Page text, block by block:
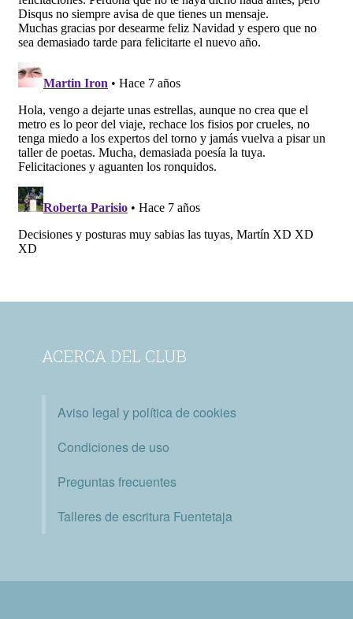
ACERCA DEL CLUB
Aviso legal y política de cookies
Condiciones de uso
Preguntas frecuentes
Talleres de escritura Fuentetaja